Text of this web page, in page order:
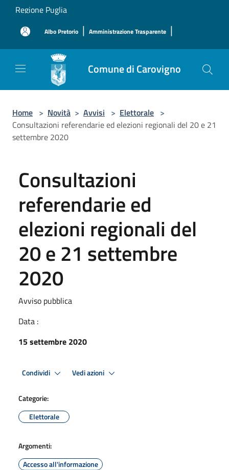
Salta al contenuto principale
Regione Puglia
Albo Pretorio | Amministrazione Trasparente |
Comune di Carovigno
Home > Novità > Avvisi > Elettorale >
Consultazioni referendarie ed elezioni regionali del 20 e 21
settembre 2020
Consultazioni
referendarie ed
elezioni regionali del
20 e 21 settembre
2020
Avviso pubblica
Data :
15 settembre 2020
Condividi Vedi azioni
Categorie:
Elettorale
Argomenti:
Accesso all'informazione